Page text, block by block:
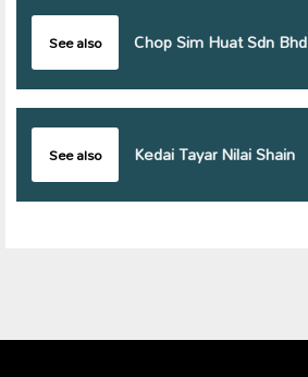
See also Chop Sim Huat Sdn Bhd
See also Kedai Tayar Nilai Shain